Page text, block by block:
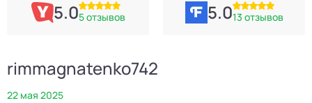
5.05 отзывов 5.013 отзывов
rimmagnatenko742
22 мая 2025